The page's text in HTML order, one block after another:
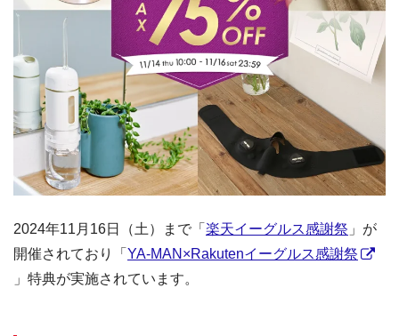
2024年11月16日（土）まで「 楽天イーグルス感謝祭 」が
開催されており「 YA-MAN×Rakutenイーグルス感謝祭
」特典が実施されています。